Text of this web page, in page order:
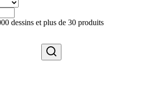
dessins et plus de 30 produits